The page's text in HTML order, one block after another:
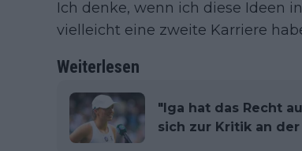
Ich denke, wenn ich diese Ideen
vielleicht eine zweite Karriere
Weiterlesen
"Iga hat das Recht
sich zur Kritik an